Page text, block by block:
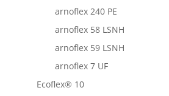
arnoflex 240 PE
arnoflex 58 LSNH
arnoflex 59 LSNH
arnoflex 7 UF
Ecoflex® 10